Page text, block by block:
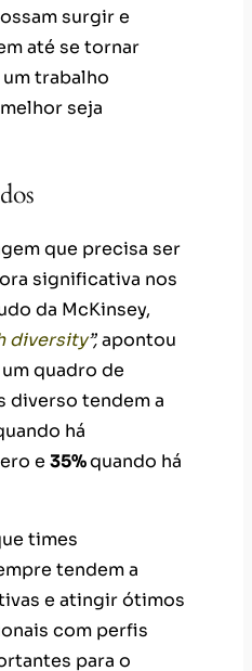
surgir e
até se tornar
trabalho
seja
que precisa ser
significativa nos
da McKinsey,
diversity”,apontou
quadro de
diverso tendem a
há
e 35%quando há
times
tendem a
e atingir ótimos
com perfis
para o